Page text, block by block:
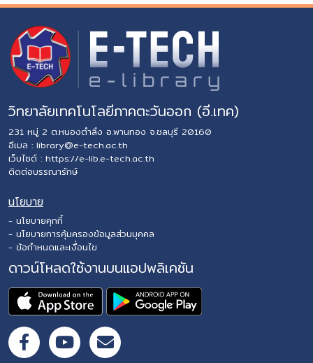
วิทยาลัยเทคโนโลยีภาคตะวันออก (อี.เทค)
231 หมู่ 2 ต.หนองตำลึง อ.พานทอง จ.ชลบุรี 20160
อีเมล : library@e-tech.ac.th
เว็บไซต์ : https://e-lib.e-tech.ac.th
ติดต่อบรรณารักษ์
นโยบาย
- นโยบายคุกกี้
- นโยบายการคุ้มครองข้อมูลส่วนบุคคล
- ข้อกำหนดและเงื่อนไข
ดาวน์โหลดใช้งานบนแอปพลิเคชัน